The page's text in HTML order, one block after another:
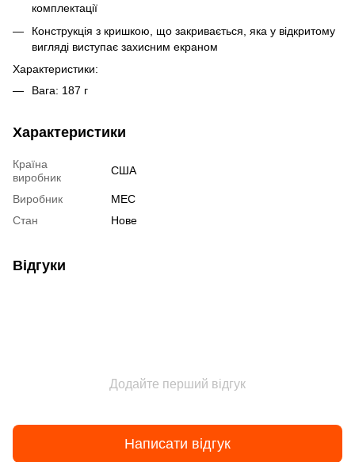
комплектації
Конструкція з кришкою, що закривається, яка у відкритому
вигляді виступає захисним екраном
Характеристики:
Вага: 187 г
Характеристики
Країна
виробник
США
Виробник
MEC
Стан
Нове
Відгуки
Додайте перший відгук
Написати відгук